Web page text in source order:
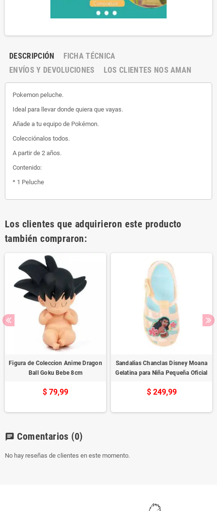
DESCRIPCIÓN
FICHA TÉCNICA
ENVÍOS Y DEVOLUCIONES
LOS CLIENTES NOS AMAN
Pokemon peluche.
Ideal para llevar donde quiera que vayas.
Añade a tu equipo de Pokémon.
Colecciónalos todos.
A partir de 2 años.
Contenido:
* 1 Peluche
Los clientes que adquirieron este producto
también compraron:
Figura de Coleccion Anime Dragon
Ball Goku Bebe 8cm
$ 79,99
Sandalias Chanclas Disney Moana
Gelatina para Niña Pequeña Oficial
$ 249,99
chat Comentarios (0)
No hay reseñas de clientes en este momento.